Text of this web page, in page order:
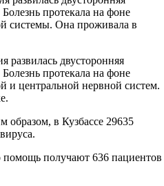
протекала на фоне
системы. Она проживала в
двусторонняя
протекала на фоне
и центральной нервной систем.
образом, в Кузбассе 29635
получают 636 пациентов